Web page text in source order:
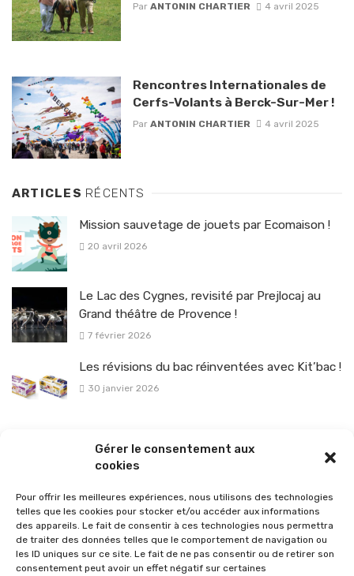
Gérer le consentement aux
cookies
Pour offrir les meilleures expériences, nous utilisons des technologies
telles que les cookies pour stocker et/ou accéder aux informations
des appareils. Le fait de consentir à ces technologies nous permettra
de traiter des données telles que le comportement de navigation ou
les ID uniques sur ce site. Le fait de ne pas consentir ou de retirer son
consentement peut avoir un effet négatif sur certaines
Par ANTONIN CHARTIER 4 avril 2025
Rencontres Internationales de
Cerfs-Volants à Berck-Sur-Mer !
Par ANTONIN CHARTIER 4 avril 2025
ARTICLES RÉCENTS
Mission sauvetage de jouets par Ecomaison !
20 avril 2026
Le Lac des Cygnes, revisité par Prejlocaj au
Grand théâtre de Provence !
7 février 2026
Les révisions du bac réinventées avec Kit’bac !
30 janvier 2026